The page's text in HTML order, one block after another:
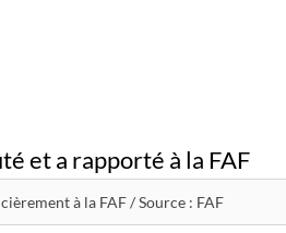
à la FAF / Source : FAF